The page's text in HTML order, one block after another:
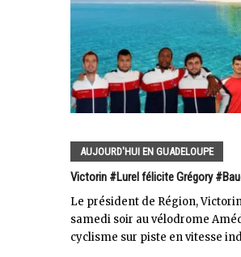
AUJOURD'HUI EN GUADELOUPE
Victorin #Lurel félicite Grégory
Le président de Région,
samedi soir au vélodrome
cyclisme sur piste en vitesse